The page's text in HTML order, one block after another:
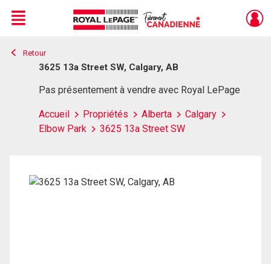
Live
En Direct
Menu
Retour
3625 13a Street SW, Calgary, AB
Pas présentement à vendre avec Royal LePage
Accueil Propriétés Alberta
Calgary
Elbow Park
3625 13a Street SW